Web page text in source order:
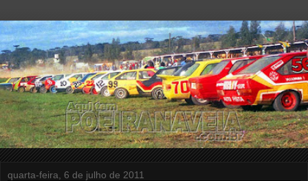
quarta-feira, 6 de julho de 2011